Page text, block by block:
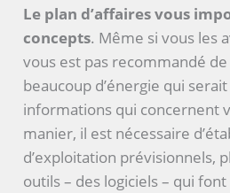
Le plan d’affaires vous
concepts. Même si vous les
vous est pas recommandé
beaucoup d’énergie qui
informations qui concernent
manier, il est nécessaire
d’exploitation prévisionnels,
outils – des logiciels – qui